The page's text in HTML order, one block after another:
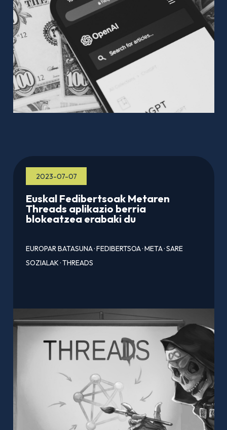
2023-07-07
Euskal Fedibertsoak Metaren
Threads aplikazio berria
blokeatzea erabaki du
EUROPAR BATASUNA·FEDIBERTSOA·META·SARE
SOZIALAK·THREADS